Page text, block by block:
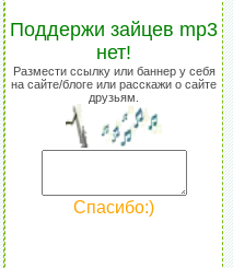
Поддержи зайцев mp3
нет!
Размести ссылку или баннер у себя
на сайте/блоге или расскажи о сайте
друзьям.
Спасибо:)